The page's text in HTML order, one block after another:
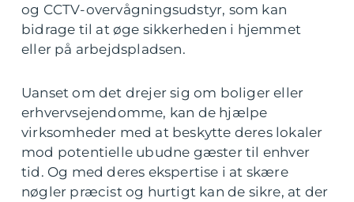
og CCTV-overvågningsudstyr, som kan
bidrage til at øge sikkerheden i hjemmet
eller på arbejdspladsen.
Uanset om det drejer sig om boliger eller
erhvervsejendomme, kan de hjælpe
virksomheder med at beskytte deres lokaler
mod potentielle ubudne gæster til enhver
tid. Og med deres ekspertise i at skære
nøgler præcist og hurtigt kan de sikre, at der